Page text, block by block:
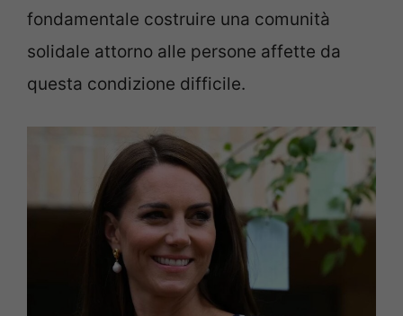
fondamentale costruire una comunità
solidale attorno alle persone affette da
questa condizione difficile.